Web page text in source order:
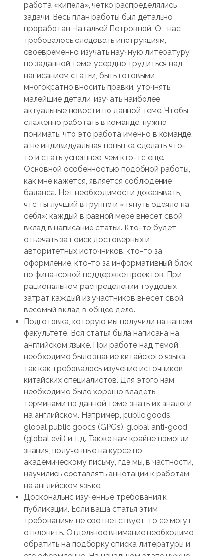
работа «кипела», четко распределялись
задачи. Весь план работы был детально
проработан Натальей Петровной. От нас
требовалось следовать инструкциям,
своевременно изучать научную литературу
по заданной теме, усердно трудиться над
написанием статьи, быть готовыми
многократно вносить правки, уточнять
малейшие детали, изучать наиболее
актуальные новости по данной теме. Чтобы
слаженно работать в команде, нужно
понимать, что это работа именно в команде,
а не индивидуальная попытка сделать что-
то и стать успешнее, чем кто-то еще.
Основной особенностью подобной работы,
как мне кажется, является соблюдение
баланса. Нет необходимости доказывать,
что ты лучший в группе и «тянуть одеяло на
себя»: каждый в равной мере внесет свой
вклад в написание статьи. Кто-то будет
отвечать за поиск достоверных и
авторитетных источников, кто-то за
оформление, кто-то за информативный блок
по финансовой поддержке проектов. При
рациональном распределении трудовых
затрат каждый из участников внесет свой
весомый вклад в общее дело.
Подготовка, которую мы получили на нашем
факультете. Вся статья была написана на
английском языке. При работе над темой
необходимо было знание китайского языка,
так как требовалось изучение источников
китайских специалистов. Для этого нам
необходимо было хорошо владеть
терминами по данной теме, знать их аналоги
на английском. Например, public goods,
global public goods (GPGs), global anti-good
(global evil) и т.д. Также нам крайне помогли
знания, полученные на курсе по
академическому письму, где мы, в частности,
научились составлять аннотации к работам
на английском языке.
Досконально изученные требования к
публикации. Если ваша статья этим
требованиям не соответствует, то ее могут
отклонить. Отдельное внимание необходимо
обратить на подборку списка литературы и